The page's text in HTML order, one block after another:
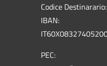
Codice Destinarario:
IBAN:
PEC: